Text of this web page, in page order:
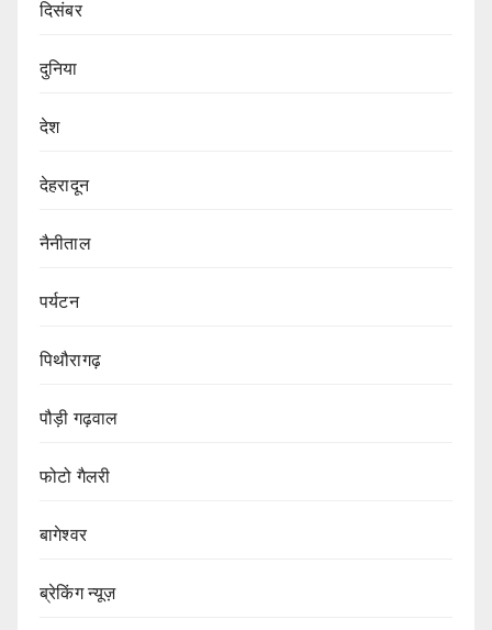
दिसंबर
दुनिया
देश
देहरादून
नैनीताल
पर्यटन
पिथौरागढ़
पौड़ी गढ़वाल
फोटो गैलरी
बागेश्वर
ब्रेकिंग न्यूज़